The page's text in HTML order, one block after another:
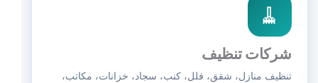
🧹
شركات تنظيف
تنظيف منازل، شقق، فلل، كنب، سجاد، خزانات، مكاتب،